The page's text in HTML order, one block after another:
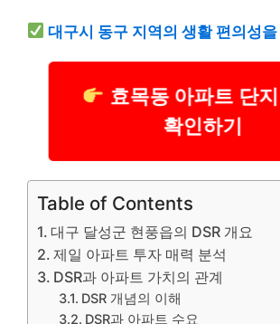
대구시 동구 지역의 생활 편의성
효목동 아파트 단지
확인하기
Table of Contents
대구 달성군 현풍읍의 DSR 개요
제일 아파트 투자 매력 분석
DSR과 아파트 가치의 관계
DSR 개념의 이해
DSR과 아파트 수요